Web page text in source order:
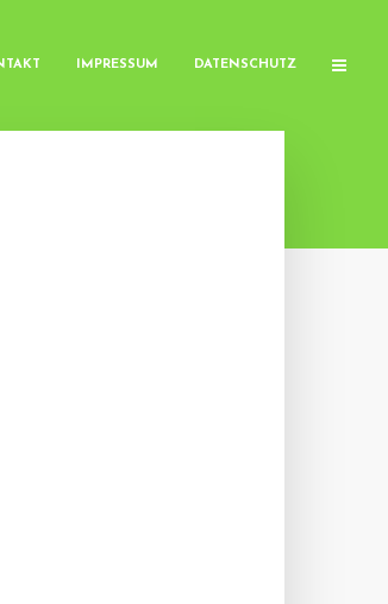
IMPRESSUM DATENSCHUTZ